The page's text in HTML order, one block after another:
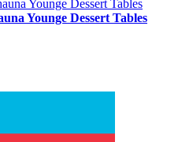
Younge Dessert Tables